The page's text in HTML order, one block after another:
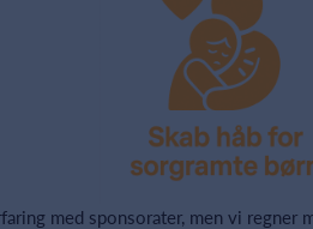
med sponsorater, men vi regner